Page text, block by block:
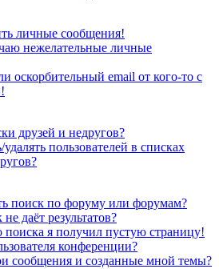
личные сообщения!
нежелательные личные
оскорбительный email от кого-то с
друзей и недругов?
пользователей в списках
поиск по форуму или форумам?
даёт результатов?
поиска я получил пустую страницу!
конференции?
сообщения и созданные мной темы?